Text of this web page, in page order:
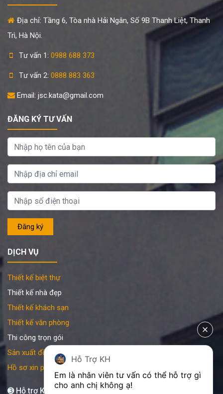
Địa chỉ: Tầng 6, Tòa nhà Hải Ngân, Số 9B Thanh Liệt, Thanh
Trì, Hà Nội.
Tư vấn 1: 0988 688 373
Tư vấn 2: 0888 883 363
Email: jsc.kata@gmail.com
ĐĂNG KÝ TƯ VẤN
DỊCH VỤ
Thiết kế biệt thự
Thiết kế nhà đẹp
Thiết kế khách sạn
Thiết kế văn phòng
Thi công trọn gói
Sản xuất đồ gỗ nội thất
Hồ sơ xin phép xây dựng
➌ Hỗ trợ KATA 24/7
Hỗ Trợ KH
Em là nhân viên tư vấn có thể hỗ trợ gì
cho anh chị không ạ!